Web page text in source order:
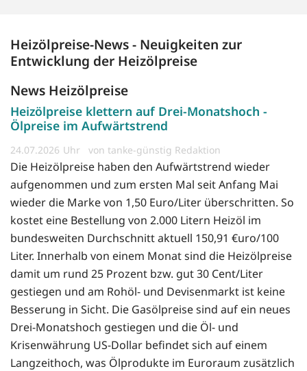
Heizölpreise-News - Neuigkeiten zur
Entwicklung der Heizölpreise
News Heizölpreise
Heizölpreise klettern auf Drei-Monatshoch -
Ölpreise im Aufwärtstrend
24.07.2026 von tanke-günstig Redaktion
Die Heizölpreise haben den Aufwärtstrend wieder
aufgenommen und zum ersten Mal seit Anfang Mai
wieder die Marke von 1,50 Euro/Liter überschritten. So
kostet eine Bestellung von 2.000 Litern Heizöl im
bundesweiten Durchschnitt aktuell 150,91 €uro/100
Liter. Innerhalb von einem Monat sind die Heizölpreise
damit um rund 25 Prozent bzw. gut 30 Cent/Liter
gestiegen und am Rohöl- und Devisenmarkt ist keine
Besserung in Sicht. Die Gasölpreise sind auf ein neues
Drei-Monatshoch gestiegen und die Öl- und
Krisenwährung US-Dollar befindet sich auf einem
Langzeithoch, was Ölprodukte im Euroraum zusätzlich